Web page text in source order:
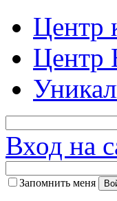
Центр
Вход на
Запомнить меня